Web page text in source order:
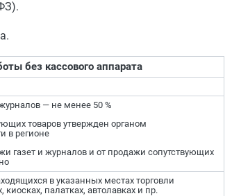
без кассового аппарата
— не менее 50 %
товаров утвержден органом
в регионе
газет и журналов и от продажи сопутствующих
в указанных местах торговли
киосках, палатках, автолавках и пр.